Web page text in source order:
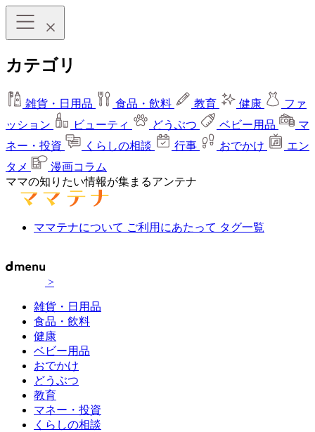
カテゴリ
雑貨・日用品 食品・飲料 教育 健康
ファ
ッション
ビューティ どうぶつ ベビー用品
マ
ネー・投資
くらしの相談 行事 おでかけ
エン
タメ
漫画コラム
ママの知りたい情報が集まるアンテナ
ママテナについて ご利用にあたって タグ一覧
>
雑貨・日用品
食品・飲料
健康
ベビー用品
おでかけ
どうぶつ
教育
マネー・投資
くらしの相談